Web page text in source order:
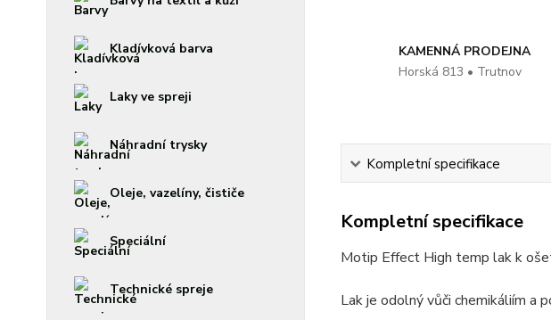
Kladívková barva
Laky ve spreji
Náhradní trysky
Oleje, vazelíny, čističe
Speciální
Technické spreje
KAMENNÁ PRODEJNA
Horská 813 • Trutnov
Kompletní specifikace
Kompletní specifikace
Motip Effect High temp lak k
Lak je odolný vůči chemikáliím a